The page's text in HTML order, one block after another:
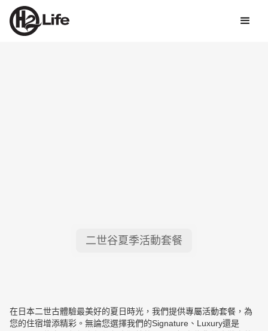
二世谷夏季活動套餐
在日本二世古體驗最美好的夏日時光，我們提供專屬活動套餐，為
您的住宿增添精彩。無論您選擇我們的Signature、Luxury還是